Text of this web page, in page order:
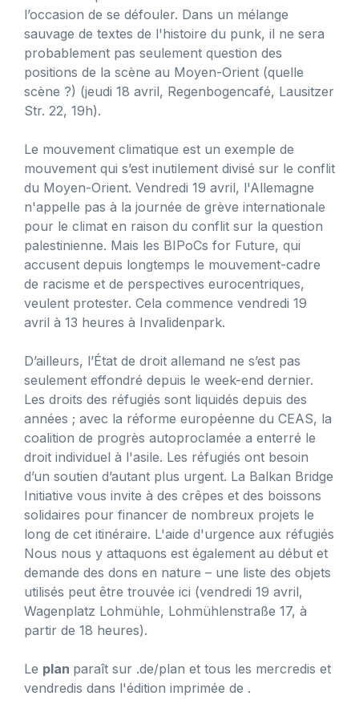
l’occasion de se défouler. Dans un mélange
sauvage de textes de l'histoire du punk, il ne sera
probablement pas seulement question des
positions de la scène au Moyen-Orient (quelle
scène ?) (jeudi 18 avril, Regenbogencafé, Lausitzer
Str. 22, 19h).
Le mouvement climatique est un exemple de
mouvement qui s’est inutilement divisé sur le conflit
du Moyen-Orient. Vendredi 19 avril, l'Allemagne
n'appelle pas à la journée de grève internationale
pour le climat en raison du conflit sur la question
palestinienne. Mais les BIPoCs for Future, qui
accusent depuis longtemps le mouvement-cadre
de racisme et de perspectives eurocentriques,
veulent protester. Cela commence vendredi 19
avril à 13 heures à Invalidenpark.
D’ailleurs, l’État de droit allemand ne s’est pas
seulement effondré depuis le week-end dernier.
Les droits des réfugiés sont liquidés depuis des
années ; avec la réforme européenne du CEAS, la
coalition de progrès autoproclamée a enterré le
droit individuel à l'asile. Les réfugiés ont besoin
d’un soutien d’autant plus urgent. La Balkan Bridge
Initiative vous invite à des crêpes et des boissons
solidaires pour financer de nombreux projets le
long de cet itinéraire. L'aide d'urgence aux réfugiés
Nous nous y attaquons est également au début et
demande des dons en nature – une liste des objets
utilisés peut être trouvée ici (vendredi 19 avril,
Wagenplatz Lohmühle, Lohmühlenstraße 17, à
partir de 18 heures).
Le plan paraît sur .de/plan et tous les mercredis et
vendredis dans l'édition imprimée de .